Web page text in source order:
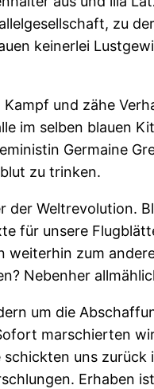
zu
keinerlei
und zähe
im selben blauen
Germaine
zu trinken.
Weltrevolution.
für unsere
zum
Nebenher
um die
marschierten
uns zurück
Erhaben